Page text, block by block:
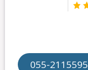
055-2115595